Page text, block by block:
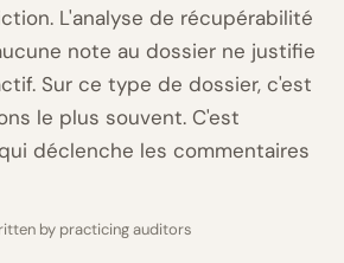
L'analyse de récupérabilité
note au dossier ne justifie
Sur ce type de dossier, c'est
le plus souvent. C'est
déclenche les commentaires
by practicing auditors